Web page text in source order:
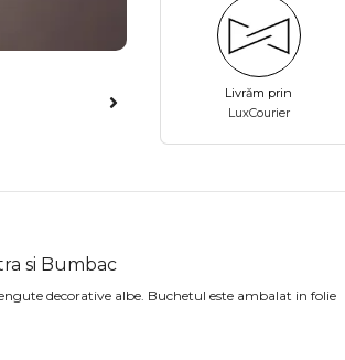
Livrăm prin
LuxCourier
si Bumbac
decorative albe. Buchetul este ambalat in folie